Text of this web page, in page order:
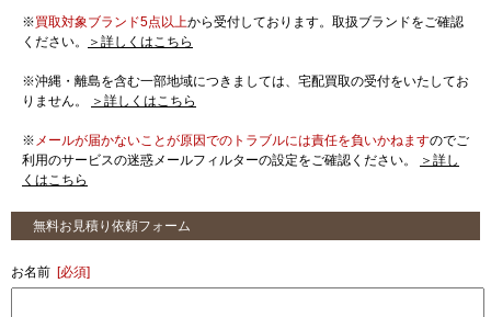
※買取対象ブランド5点以上から受付しております。取扱ブランドをご確認
ください。
＞詳しくはこちら
※沖縄・離島を含む一部地域につきましては、宅配買取の受付をいたしてお
りません。
＞詳しくはこちら
※ メールが届かないことが原因でのトラブルには責任を負いかねますのでご
利用のサービスの迷惑メールフィルターの設定をご確認ください。
＞詳し
くはこちら
無料お見積り依頼フォーム
お名前 [必須]